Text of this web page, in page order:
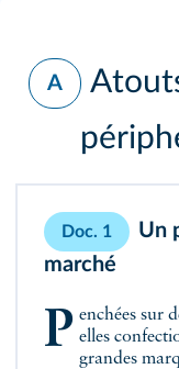
A
Doc. 1
Un
marché
Penchées sur des machines à coudre avec lesquelles elles
grandes